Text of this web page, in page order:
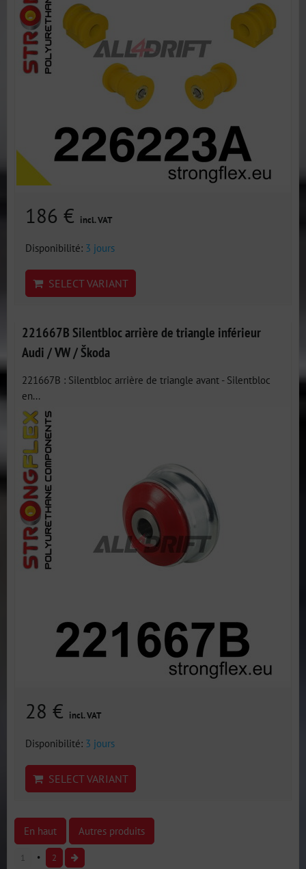
186 € incl. VAT
Disponibilité: 3 jours
SELECT VARIANT
221667B Silentbloc arrière de triangle inférieur
Audi / VW / Škoda
221667B : Silentbloc arrière de triangle avant - Silentbloc
en...
28 € incl. VAT
Disponibilité: 3 jours
SELECT VARIANT
En haut Autres produits
1 2